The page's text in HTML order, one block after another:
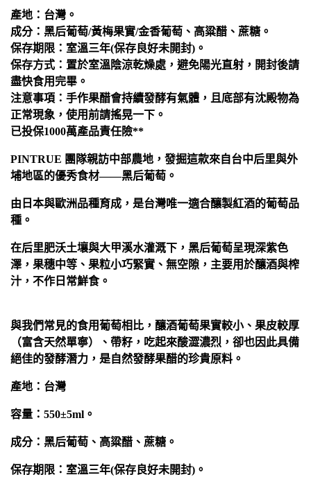
產地：台灣。
成分：黑后葡萄/黃梅果實/金香葡萄、高粱醋、蔗糖。
保存期限：室溫三年(保存良好未開封)。
保存方式：置於室溫陰涼乾燥處，避免陽光直射，開封後請
盡快食用完畢。
注意事項：手作果醋會持續發酵有氣體，且底部有沈殿物為
正常現象，使用前請搖晃一下。
已投保1000萬產品責任險**
PINTRUE 團隊親訪中部農地，發掘這款來自台中后里與外
埔地區的優秀食材——黑后葡萄。
由日本與歐洲品種育成，是台灣唯一適合釀製紅酒的葡萄品
種。
在后里肥沃土壤與大甲溪水灌溉下，黑后葡萄呈現深紫色
澤，果穗中等、果粒小巧緊實、無空隙，主要用於釀酒與榨
汁，不作日常鮮食。
與我們常見的食用葡萄相比，釀酒葡萄果實較小、果皮較厚
（富含天然單寧）、帶籽，吃起來酸澀濃烈，卻也因此具備
絕佳的發酵潛力，是自然發酵果醋的珍貴原料。
產地：台灣
容量：550±5ml。
成分：黑后葡萄、高粱醋、蔗糖。
保存期限：室溫三年(保存良好未開封)。